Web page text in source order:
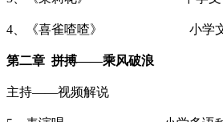
4、《喜雀喳喳》 小学文体
第二章 拼搏——乘风破浪
主持——视频解说